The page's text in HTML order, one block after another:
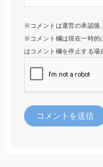
※コメントは運営の承認後
※コメント欄は現在一時的
はコメント欄を停止する場